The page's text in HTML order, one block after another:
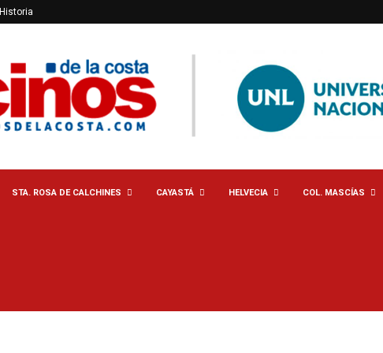
Historia
STA. ROSA DE CALCHINES CAYASTÁ HELVECIA COL. MASCÍAS